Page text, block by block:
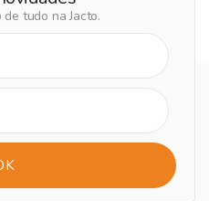
tudo na Jacto.